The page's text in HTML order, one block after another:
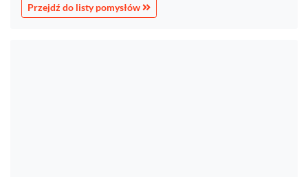
Przejdź do listy pomysłów